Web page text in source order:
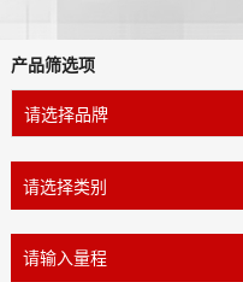
产品筛选项